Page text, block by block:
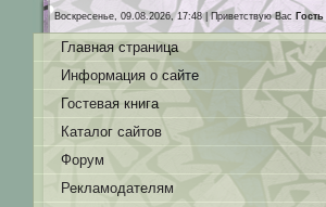
Воскресенье, 09.08.2026, 17:48 |Приветствую Вас Гость
Главная страница
Информация о сайте
Гостевая книга
Каталог сайтов
Форум
Рекламодателям